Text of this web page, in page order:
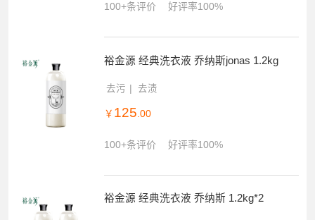
100+条评价 好评率100%
裕金源 经典洗衣液 乔纳斯jonas 1.2kg
去污 去渍
￥ 125 .00
100+条评价 好评率100%
裕金源 经典洗衣液 乔纳斯 1.2kg*2